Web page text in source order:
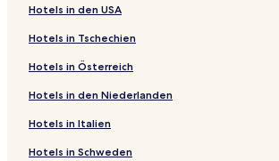
Hotels in den USA
Hotels in Tschechien
Hotels in Österreich
Hotels in den Niederlanden
Hotels in Italien
Hotels in Schweden